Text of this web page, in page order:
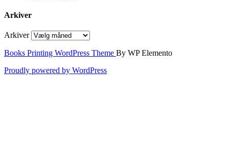
Arkiver
Arkiver
Books Printing WordPress Theme By WP Elemento
Proudly powered by WordPress